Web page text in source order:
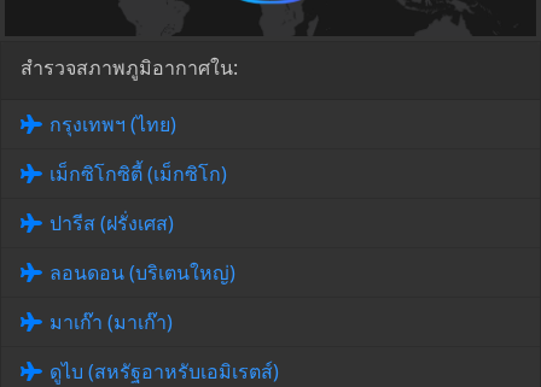
สำรวจสภาพภูมิอากาศใน:
กรุงเทพฯ (ไทย)
เม็กซิโกซิตี้ (เม็กซิโก)
ปารีส (ฝรั่งเศส)
ลอนดอน (บริเตนใหญ่)
มาเก๊า (มาเก๊า)
ดูไบ (สหรัฐอาหรับเอมิเรตส์)